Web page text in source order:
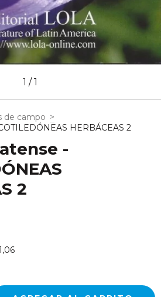
1 /1
de campo >
HERBÁCEAS 2
-
2